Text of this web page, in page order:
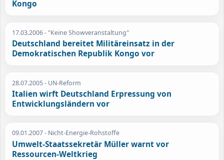
Kongo
17.03.2006- "Keine Showveranstaltung"
Deutschland bereitet Militäreinsatz in der
Demokratischen Republik Kongo vor
28.07.2005- UN-Reform
Italien wirft Deutschland Erpressung von
Entwicklungsländern vor
09.01.2007- Nicht-Energie-Rohstoffe
Umwelt-Staatssekretär Müller warnt vor
Ressourcen-Weltkrieg